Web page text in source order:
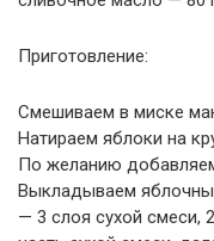
Приготовление:
Смешиваем в миске
Натираем яблоки на
По желанию
Выкладываем
— 3 слоя сухой смеси,